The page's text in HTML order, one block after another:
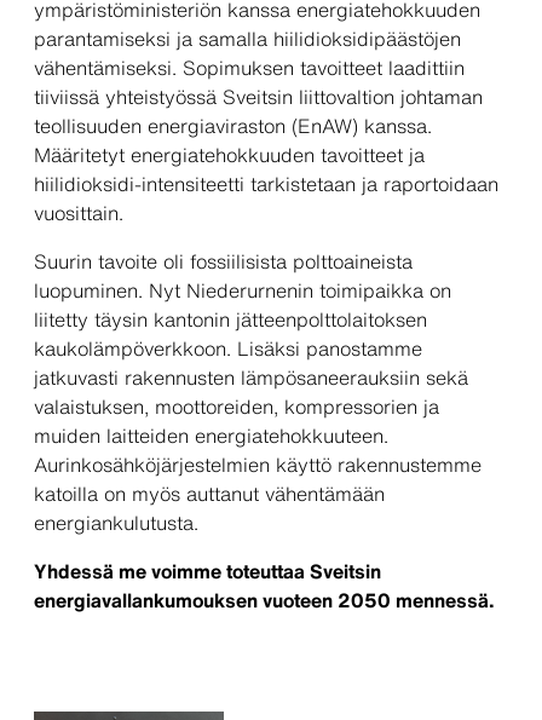
ympäristöministeriön kanssa energiatehokkuuden
parantamiseksi ja samalla hiilidioksidipäästöjen
vähentämiseksi. Sopimuksen tavoitteet laadittiin
tiiviissä yhteistyössä Sveitsin liittovaltion johtaman
teollisuuden energiaviraston (EnAW) kanssa.
Määritetyt energiatehokkuuden tavoitteet ja
hiilidioksidi-intensiteetti tarkistetaan ja raportoidaan
vuosittain.
Suurin tavoite oli fossiilisista polttoaineista
luopuminen. Nyt Niederurnenin toimipaikka on
liitetty täysin kantonin jätteenpolttolaitoksen
kaukolämpöverkkoon. Lisäksi panostamme
jatkuvasti rakennusten lämpösaneerauksiin sekä
valaistuksen, moottoreiden, kompressorien ja
muiden laitteiden energiatehokkuuteen.
Aurinkosähköjärjestelmien käyttö rakennustemme
katoilla on myös auttanut vähentämään
energiankulutusta.
Yhdessä me voimme toteuttaa Sveitsin
energiavallankumouksen vuoteen 2050 mennessä.